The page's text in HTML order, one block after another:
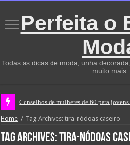
Perfeita o
Todas as dicas de moda, unha
muito mais.
Conselhos de mulheres de 60 para jovens
Home / Tag Archives: tira-nódoas caseiro
Tag Archives:tira-nódoas